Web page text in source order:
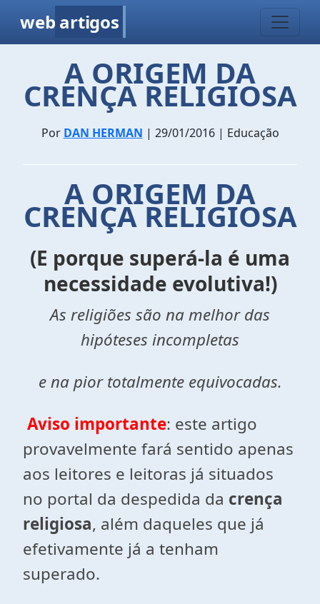
web artigos
A ORIGEM DA
CRENÇA RELIGIOSA
Por DAN HERMAN | 29/01/2016 | Educação
A ORIGEM DA
CRENÇA RELIGIOSA
(E porque superá-la é uma
necessidade evolutiva!)
As religiões são na melhor das
hipóteses incompletas
e na pior totalmente equivocadas.
Aviso importante: este artigo
provavelmente fará sentido apenas
aos leitores e leitoras já situados
no portal da despedida da crença
religiosa, além daqueles que já
efetivamente já a tenham
superado.